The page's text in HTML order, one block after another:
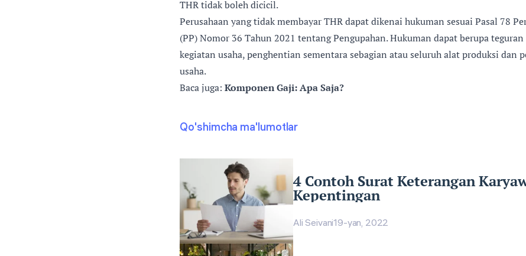
THR tidak boleh dicicil.
Perusahaan yang tidak membayar THR dapat dikenai hukuman sesuai Pasal 78
(PP) Nomor 36 Tahun 2021 tentang Pengupahan. Hukuman dapat berupa
kegiatan usaha, penghentian sementara sebagian atau seluruh alat produksi dan
usaha.
Baca juga: Komponen Gaji: Apa Saja?
Qo'shimcha ma'lumotlar
4 Contoh Surat Keterangan
Kepentingan
Ali Seivani19-yan, 2022